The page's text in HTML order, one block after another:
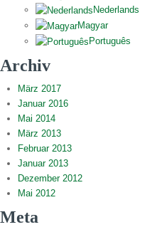
Nederlands
Magyar
Português
Archiv
März 2017
Januar 2016
Mai 2014
März 2013
Februar 2013
Januar 2013
Dezember 2012
Mai 2012
Meta